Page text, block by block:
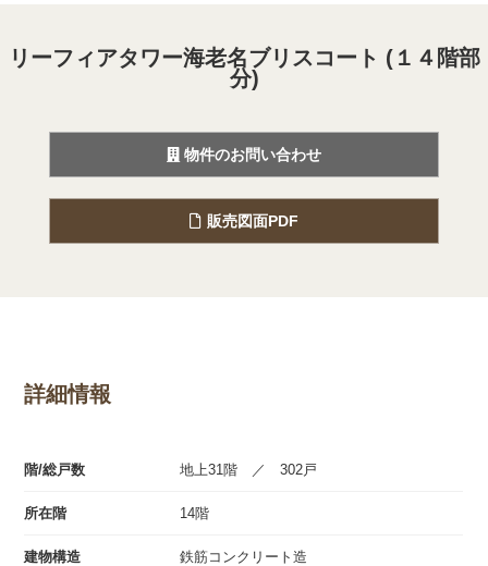
リーフィアタワー海老名ブリスコート (１４階部
分)
物件のお問い合わせ
販売図面PDF
詳細情報
階/総戸数 地上31階 ／ 302戸
所在階 14階
建物構造 鉄筋コンクリート造